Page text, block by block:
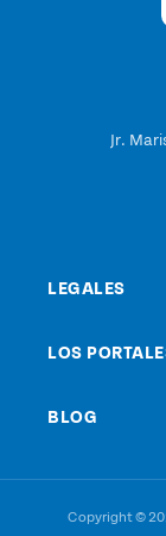
Jr.
LEGALES
LOS
BLOG
Copyright ©